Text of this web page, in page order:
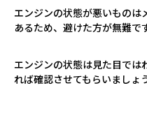
エンジンの状態が悪いもの
あるため、避けた方が無難で
エンジンの状態は見た目で
れば確認させてもらいましょう